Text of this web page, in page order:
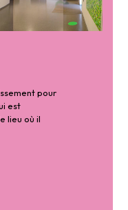
pour
est
lieu où il